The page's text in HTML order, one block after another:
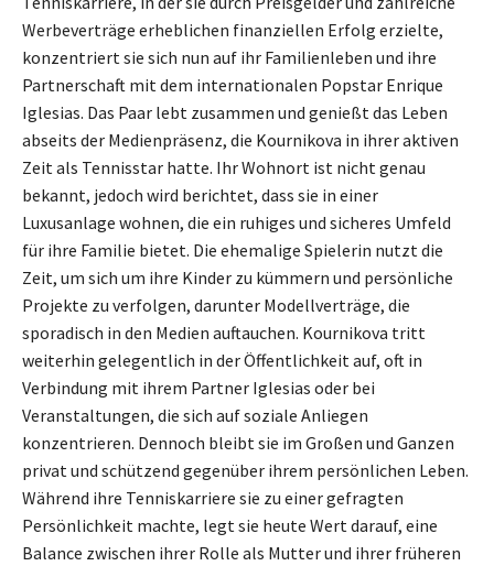
Werbeverträge erheblichen finanziellen Erfolg erzielte,
konzentriert sie sich nun auf ihr Familienleben und ihre
Partnerschaft mit dem internationalen Popstar Enrique
Iglesias. Das Paar lebt zusammen und genießt das Leben
abseits der Medienpräsenz, die Kournikova in ihrer aktiven
Zeit als Tennisstar hatte. Ihr Wohnort ist nicht genau
bekannt, jedoch wird berichtet, dass sie in einer
Luxusanlage wohnen, die ein ruhiges und sicheres Umfeld
für ihre Familie bietet. Die ehemalige Spielerin nutzt die
Zeit, um sich um ihre Kinder zu kümmern und persönliche
Projekte zu verfolgen, darunter Modellverträge, die
sporadisch in den Medien auftauchen. Kournikova tritt
weiterhin gelegentlich in der Öffentlichkeit auf, oft in
Verbindung mit ihrem Partner Iglesias oder bei
Veranstaltungen, die sich auf soziale Anliegen
konzentrieren. Dennoch bleibt sie im Großen und Ganzen
privat und schützend gegenüber ihrem persönlichen Leben.
Während ihre Tenniskarriere sie zu einer gefragten
Persönlichkeit machte, legt sie heute Wert darauf, eine
Balance zwischen ihrer Rolle als Mutter und ihrer früheren